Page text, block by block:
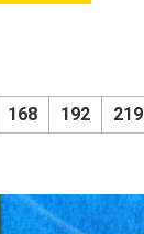
168 192 219